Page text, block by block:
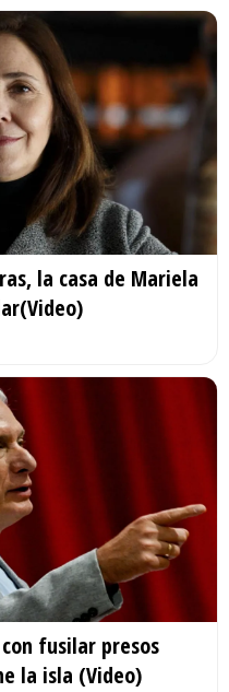
la casa de Mariela
fusilar presos
la isla (Video)